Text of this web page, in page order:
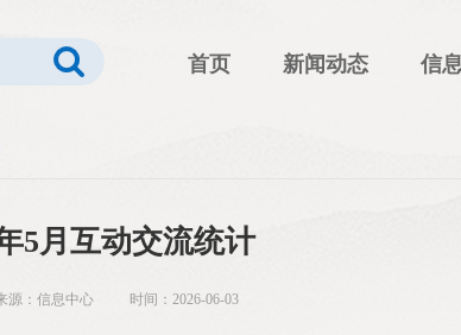
首页 新闻动态 信
5月互动交流统计
源：信息中心 时间：2026-06-03